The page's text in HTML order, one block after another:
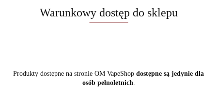
Warunkowy dostęp do sklepu
Produkty dostępne na stronie OM VapeShop dostępne są jedynie dla
osób pełnoletnich